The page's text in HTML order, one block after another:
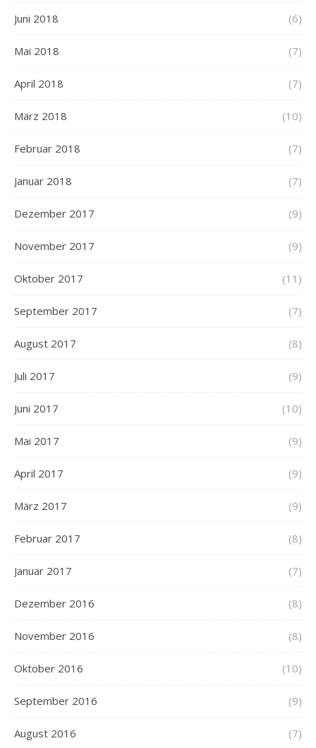
Juni 2018 (6)
Mai 2018 (7)
April 2018 (7)
März 2018 (10)
Februar 2018 (7)
Januar 2018 (7)
Dezember 2017 (9)
November 2017 (9)
Oktober 2017 (11)
September 2017 (7)
August 2017 (8)
Juli 2017 (9)
Juni 2017 (10)
Mai 2017 (9)
April 2017 (9)
März 2017 (9)
Februar 2017 (8)
Januar 2017 (7)
Dezember 2016 (8)
November 2016 (8)
Oktober 2016 (10)
September 2016 (9)
August 2016 (7)